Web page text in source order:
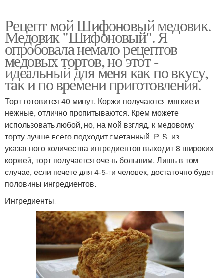
Рецепт мой Шифоновый медовик.
Медовик "Шифоновый". Я
опробовала немало рецептов
медовых тортов, но этот -
идеальный для меня как по вкусу,
так и по времени приготовления.
Торт готовится 40 минут. Коржи получаются мягкие и
нежные, отлично пропитываются. Крем можете
использовать любой, но, на мой взгляд, к медовому
торту лучше всего подходит сметанный. P. S. из
указанного количества ингредиентов выходит 8 широких
коржей, торт получается очень большим. Лишь в том
случае, если печете для 4-5-ти человек, достаточно будет
половины ингредиентов.
Ингредиенты.